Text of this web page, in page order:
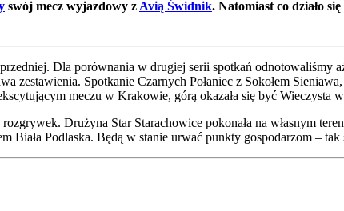
swój mecz wyjazdowy z Avią Świdnik. Natomiast co działo
Dla porównania w drugiej serii spotkań
zestawienia. Spotkanie Czarnych Połaniec z Sokołem
meczu w Krakowie, górą okazała się być Wieczysta
Drużyna Star Starachowice pokonała na własnym
Podlaska. Będą w stanie urwać punkty gospodarzom – tak